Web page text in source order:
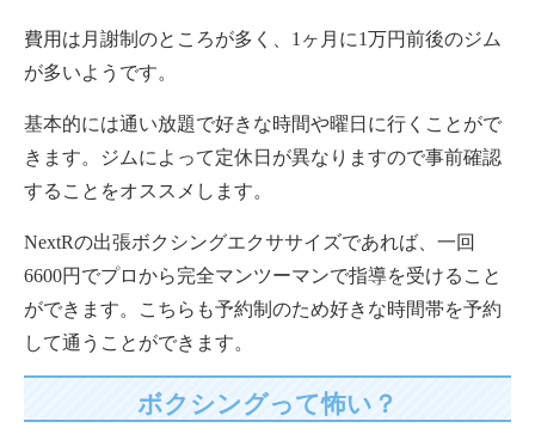
費用は月謝制のところが多く、1ヶ月に1万円前後のジム
が多いようです。
基本的には通い放題で好きな時間や曜日に行くことがで
きます。ジムによって定休日が異なりますので事前確認
することをオススメします。
NextRの出張ボクシングエクササイズであれば、一回
6600円でプロから完全マンツーマンで指導を受けること
ができます。こちらも予約制のため好きな時間帯を予約
して通うことができます。
ボクシングって怖い？